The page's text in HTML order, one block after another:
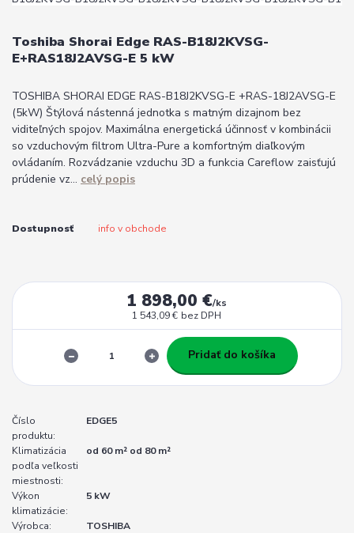
Toshiba Shorai Edge RAS-B18J2KVSG-
E+RAS18J2AVSG-E 5 kW
TOSHIBA SHORAI EDGE RAS-B18J2KVSG-E +RAS-18J2AVSG-E
(5kW) Štýlová nástenná jednotka s matným dizajnom bez
viditeľných spojov. Maximálna energetická účinnosť v kombinácii
so vzduchovým filtrom Ultra-Pure a komfortným diaľkovým
ovládaním. Rozvádzanie vzduchu 3D a funkcia Careflow zaisťujú
prúdenie vz... celý popis
Dostupnosť info v obchode
1 898,00 €/ks
1 543,09 € bez DPH
Pridať do košíka
Číslo
produktu:
EDGE5
Klimatizácia
podľa veľkosti
miestnosti:
od 60 m² od 80 m²
Výkon
klimatizácie:
5 kW
Výrobca:
TOSHIBA